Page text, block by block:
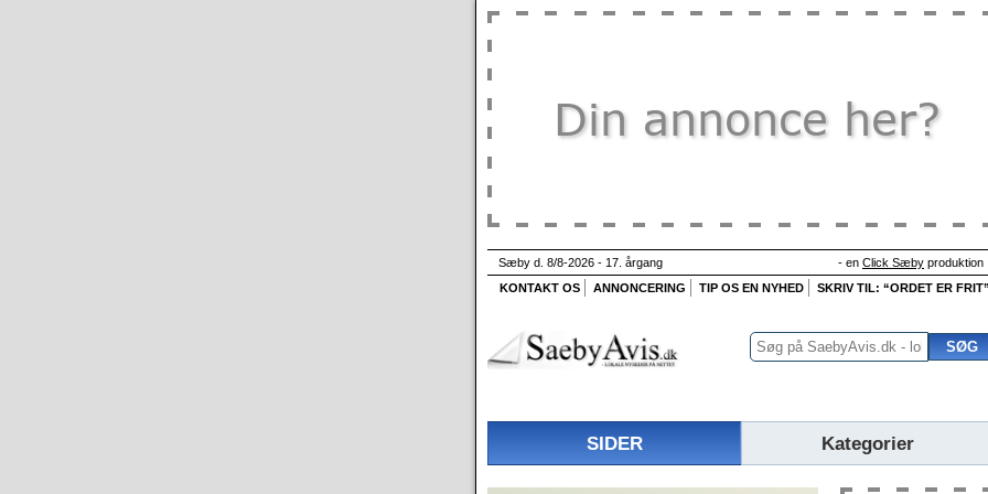
Sæby d. 8/8-2026 - 17. årgang - en Click Sæby produktion
KONTAKT OS
ANNONCERING TIP OS EN NYHED SKRIV TIL: “ORDET ER
SIDER Kategorier